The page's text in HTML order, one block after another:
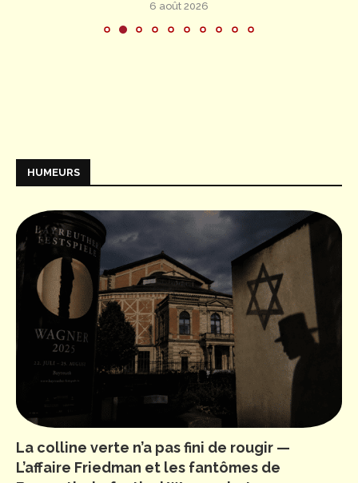
6 août 2026
HUMEURS
La colline verte n’a pas fini de rougir —
L’affaire Friedman et les fantômes de